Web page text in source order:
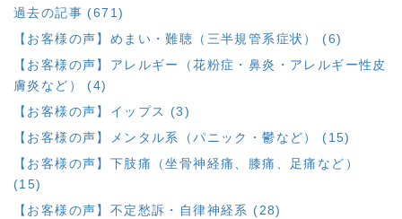
過去の記事 (671)
【お客様の声】めまい・難聴（三半規管系症状） (6)
【お客様の声】アレルギー（花粉症・鼻炎・アレルギー性皮
膚炎など） (4)
【お客様の声】イップス (3)
【お客様の声】メンタル系（パニック・鬱など） (15)
【お客様の声】下肢痛（坐骨神経痛、膝痛、足痛など）
(15)
【お客様の声】不定愁訴・自律神経系 (28)